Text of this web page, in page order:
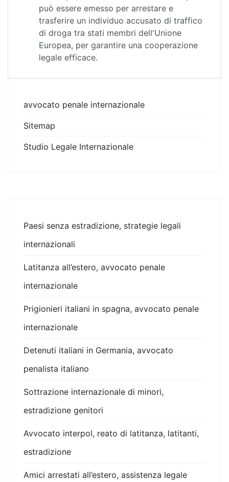
può essere emesso per arrestare e
trasferire un individuo accusato di traffico
di droga tra stati membri dell'Unione
Europea, per garantire una cooperazione
legale efficace.
avvocato penale internazionale
Sitemap
Studio Legale Internazionale
Paesi senza estradizione, strategie legali
internazionali
Latitanza all’estero, avvocato penale
internazionale
Prigionieri italiani in spagna, avvocato penale
internazionale
Detenuti italiani in Germania, avvocato
penalista italiano
Sottrazione internazionale di minori,
estradizione genitori
Avvocato interpol, reato di latitanza, latitanti,
estradizione
Amici arrestati all’estero, assistenza legale